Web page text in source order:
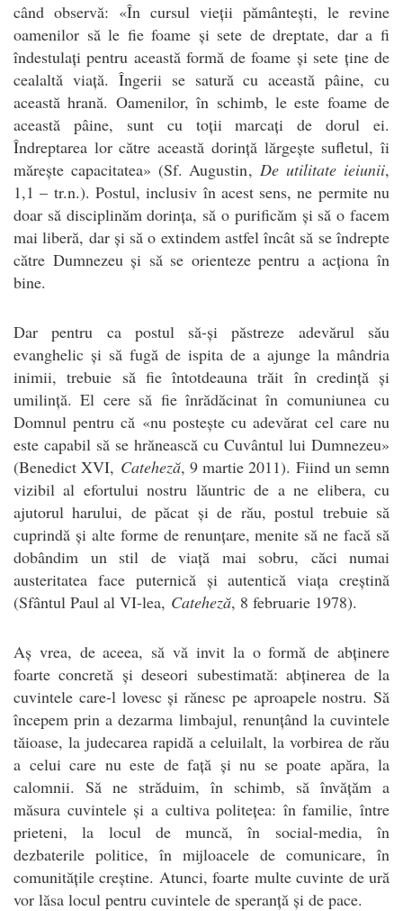
când observă: «În cursul vieții pământești, le revine
oamenilor să le fie foame și sete de dreptate, dar a fi
îndestulați pentru această formă de foame și sete ține de
cealaltă viață. Îngerii se satură cu această pâine, cu
această hrană. Oamenilor, în schimb, le este foame de
această pâine, sunt cu toții marcați de dorul ei.
Îndreptarea lor către această dorință lărgește sufletul, îi
mărește capacitatea» (Sf. Augustin, De utilitate ieiunii,
1,1 – tr.n.). Postul, inclusiv în acest sens, ne permite nu
doar să disciplinăm dorința, să o purificăm și să o facem
mai liberă, dar și să o extindem astfel încât să se îndrepte
către Dumnezeu și să se orienteze pentru a acționa în
bine.
Dar pentru ca postul să-și păstreze adevărul său
evanghelic și să fugă de ispita de a ajunge la mândria
inimii, trebuie să fie întotdeauna trăit în credință și
umilință. El cere să fie înrădăcinat în comuniunea cu
Domnul pentru că «nu postește cu adevărat cel care nu
este capabil să se hrănească cu Cuvântul lui Dumnezeu»
(Benedict XVI, Cateheză, 9 martie 2011). Fiind un semn
vizibil al efortului nostru lăuntric de a ne elibera, cu
ajutorul harului, de păcat și de rău, postul trebuie să
cuprindă și alte forme de renunțare, menite să ne facă să
dobândim un stil de viață mai sobru, căci numai
austeritatea face puternică și autentică viața creștină
(Sfântul Paul al VI-lea, Cateheză, 8 februarie 1978).
Aș vrea, de aceea, să vă invit la o formă de abținere
foarte concretă și deseori subestimată: abținerea de la
cuvintele care-l lovesc și rănesc pe aproapele nostru. Să
începem prin a dezarma limbajul, renunțând la cuvintele
tăioase, la judecarea rapidă a celuilalt, la vorbirea de rău
a celui care nu este de față și nu se poate apăra, la
calomnii. Să ne străduim, în schimb, să învățăm a
măsura cuvintele și a cultiva politețea: în familie, între
prieteni, la locul de muncă, în social-media, în
dezbaterile politice, în mijloacele de comunicare, în
comunitățile creștine. Atunci, foarte multe cuvinte de ură
vor lăsa locul pentru cuvintele de speranță și de pace.